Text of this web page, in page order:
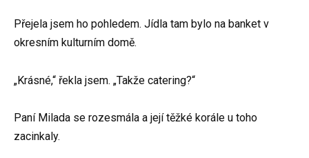
Přejela jsem ho pohledem. Jídla tam bylo na banket v
okresním kulturním domě.
„Krásné,“ řekla jsem. „Takže catering?“
Paní Milada se rozesmála a její těžké korále u toho
zacinkaly.